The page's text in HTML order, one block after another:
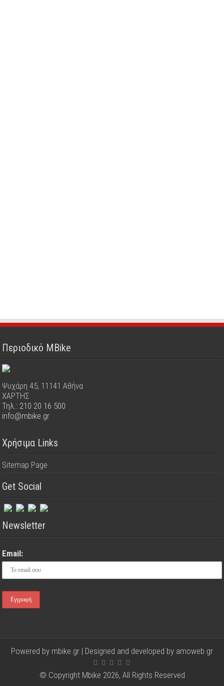
Περιοδικό MBike
Ψυχάρη 45, 11141 Αθήνα
ΧΑΡΤΗΣ
Τηλ.: 210 20 16 500
info@mbike.gr
Χρήσιμα Links
Sitemap Page
Get Social
Newsletter
Email:
Powered by mbike.gr | Designed and developed by amoweb.gr
© Copyright Mbike 2026, All Rights Reserved